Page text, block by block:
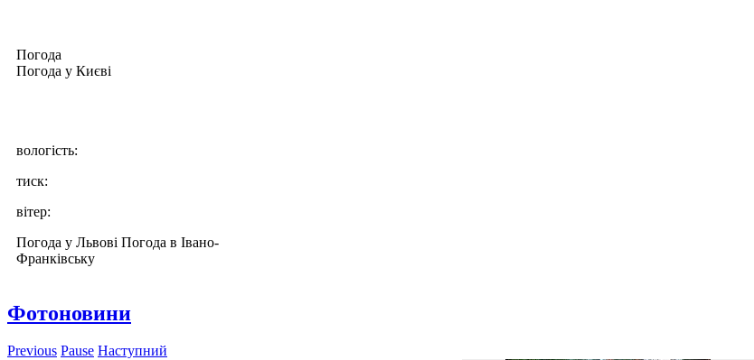
Погода
Погода у Києві
вологість:
тиск:
вітер:
Погода у Львові Погода в Івано-
Франківську
Фотоновини
Previous Pause Наступний